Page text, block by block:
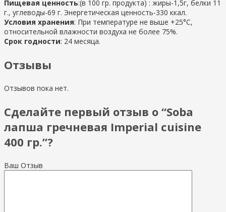
Пищевая ценность:(в 100 гр. продукта) : жиры-1,5г, белки 11
г., углеводы-69 г. Энергетическая ценность-330 ккал.
Условия хранения: При температуре не выше +25°C,
относительной влажности воздуха не более 75%.
Срок годности: 24 месяца.
Отзывы
Отзывов пока нет.
Сделайте первый отзыв о “Soba
лапша гречневая Imperial cuisine
400 гр.”?
Ваш Отзыв